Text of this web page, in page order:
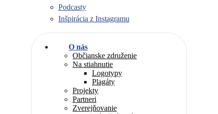
Podcasty
Inšpirácia z Instagramu
O nás
Občianske združenie
Na stiahnutie
Logotypy
Plagáty
Projekty
Partneri
Zverejňovanie